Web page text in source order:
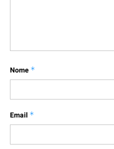
Nome *
Email *